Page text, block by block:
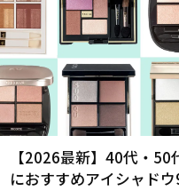
【2026最新】40代・50
におすすめアイシャドウ